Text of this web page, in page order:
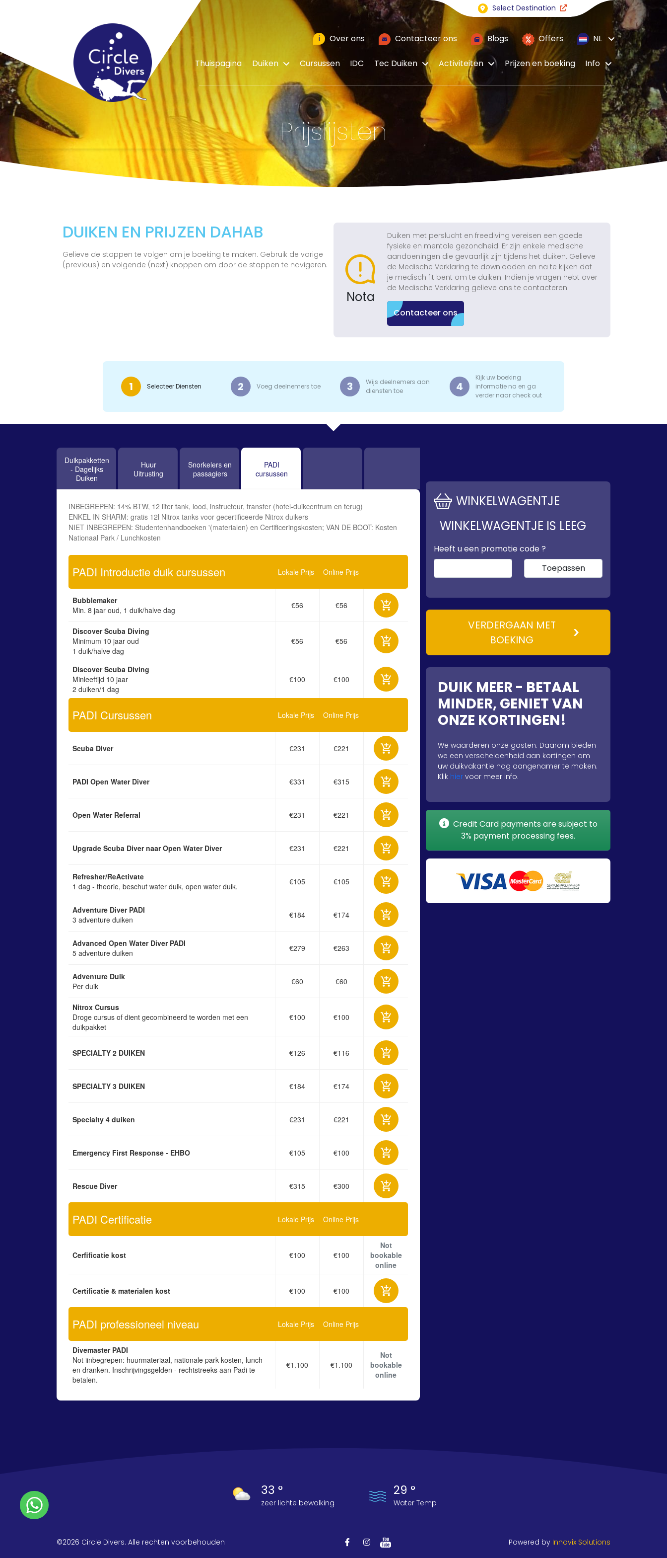
Select Destination
i Over ons Contacteer ons Blogs Offers NL
Thuispagina Duiken Cursussen IDC Tec Duiken Activiteiten Prijzen en boeking Info
Prijslijsten
DUIKEN EN PRIJZEN DAHAB
Gelieve de stappen te volgen om je boeking te maken. Gebruik de vorige
(previous) en volgende (next) knoppen om door de stappen te navigeren.
Nota
Duiken met perslucht en freediving vereisen een goede
fysieke en mentale gezondheid. Er zijn enkele medische
aandoeningen die gevaarlijk zijn tijdens het duiken. Gelieve
de Medische Verklaring te downloaden en na te kijken dat
je medisch fit bent om te duiken. Indien je vragen hebt over
de Medische Verklaring gelieve ons te contacteren.
Contacteer ons
1 Selecteer Diensten 2 Voeg deelnemers toe 3
Wijs deelnemers aan
diensten toe
4
Kijk uw boeking
informatie na en ga
verder naar check out
Duikpakketten
- Dagelijks
Duiken
Huur
Uitrusting
Snorkelers en
passagiers
PADI
cursussen
INBEGREPEN: 14% BTW, 12 liter tank, lood, instructeur, transfer (hotel-duikcentrum en terug)
ENKEL IN SHARM: gratis 12l Nitrox tanks voor gecertificeerde Nitrox duikers
NIET INBEGREPEN: Studentenhandboeken '(materialen) en Certificeringskosten; VAN DE BOOT: Kosten
Nationaal Park / Lunchkosten
PADI Introductie duik cursussen Lokale Prijs Online Prijs
Bubblemaker
Min. 8 jaar oud, 1 duik/halve dag
€56 €56
Discover Scuba Diving
Minimum 10 jaar oud
1 duik/halve dag
€56 €56
Discover Scuba Diving
Minleeftijd 10 jaar
2 duiken/1 dag
€100 €100
PADI Cursussen Lokale Prijs Online Prijs
Scuba Diver €231 €221
PADI Open Water Diver €331 €315
Open Water Referral €231 €221
Upgrade Scuba Diver naar Open Water Diver €231 €221
Refresher/ReActivate
1 dag - theorie, beschut water duik, open water duik.
€105 €105
Adventure Diver PADI
3 adventure duiken
€184 €174
Advanced Open Water Diver PADI
5 adventure duiken
€279 €263
Adventure Duik
Per duik
€60 €60
Nitrox Cursus
Droge cursus of dient gecombineerd te worden met een
duikpakket
€100 €100
SPECIALTY 2 DUIKEN €126 €116
SPECIALTY 3 DUIKEN €184 €174
Specialty 4 duiken €231 €221
Emergency First Response - EHBO €105 €100
Rescue Diver €315 €300
PADI Certificatie Lokale Prijs Online Prijs
Cerfificatie kost €100 €100
Not
bookable
online
Certificatie & materialen kost €100 €100
PADI professioneel niveau Lokale Prijs Online Prijs
Divemaster PADI
Not iinbegrepen: huurmateriaal, nationale park kosten, lunch
en dranken. Inschrijvingsgelden - rechtstreeks aan Padi te
betalen.
€1.100 €1.100
Not
bookable
online
WINKELWAGENTJE
WINKELWAGENTJE IS LEEG
Heeft u een promotie code ?
Toepassen
VERDERGAAN MET
BOEKING
DUIK MEER - BETAAL
MINDER, GENIET VAN
ONZE KORTINGEN!
We waarderen onze gasten. Daarom bieden
we een verscheidenheid aan kortingen om
uw duikvakantie nog aangenamer te maken.
Klik hier voor meer info.
Credit Card payments are subject to
3% payment processing fees.
33 °
zeer lichte bewolking
29 °
Water Temp
©2026 Circle Divers. Alle rechten voorbehouden Powered by Innovix Solutions